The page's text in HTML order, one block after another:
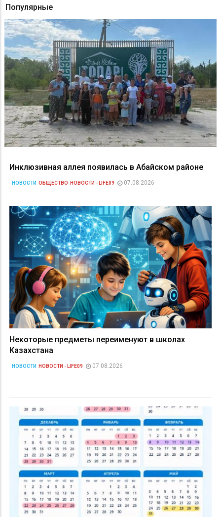
Популярные
Инклюзивная аллея появилась в Абайском районе
НОВОСТИ ОБЩЕСТВО НОВОСТИ - LIFE09 07.08.2026
Некоторые предметы переименуют в школах
Казахстана
НОВОСТИ НОВОСТИ - LIFE09 07.08.2026